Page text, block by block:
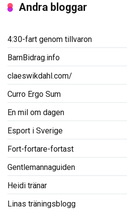
Andra bloggar
4:30-fart genom tillvaron
BarnBidrag.info
claeswikdahl.com/
Curro Ergo Sum
En mil om dagen
Esport i Sverige
Fort-fortare-fortast
Gentlemannaguiden
Heidi tränar
Linas träningsblogg